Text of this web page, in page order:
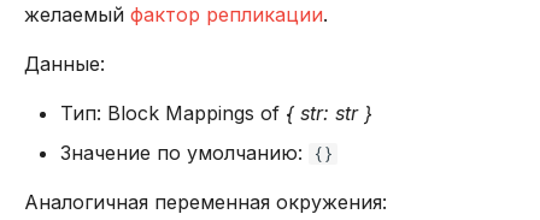
желаемый фактор репликации.
Данные:
Тип: Block Mappings of { str: str }
Значение по умолчанию:
{}
Аналогичная переменная окружения: